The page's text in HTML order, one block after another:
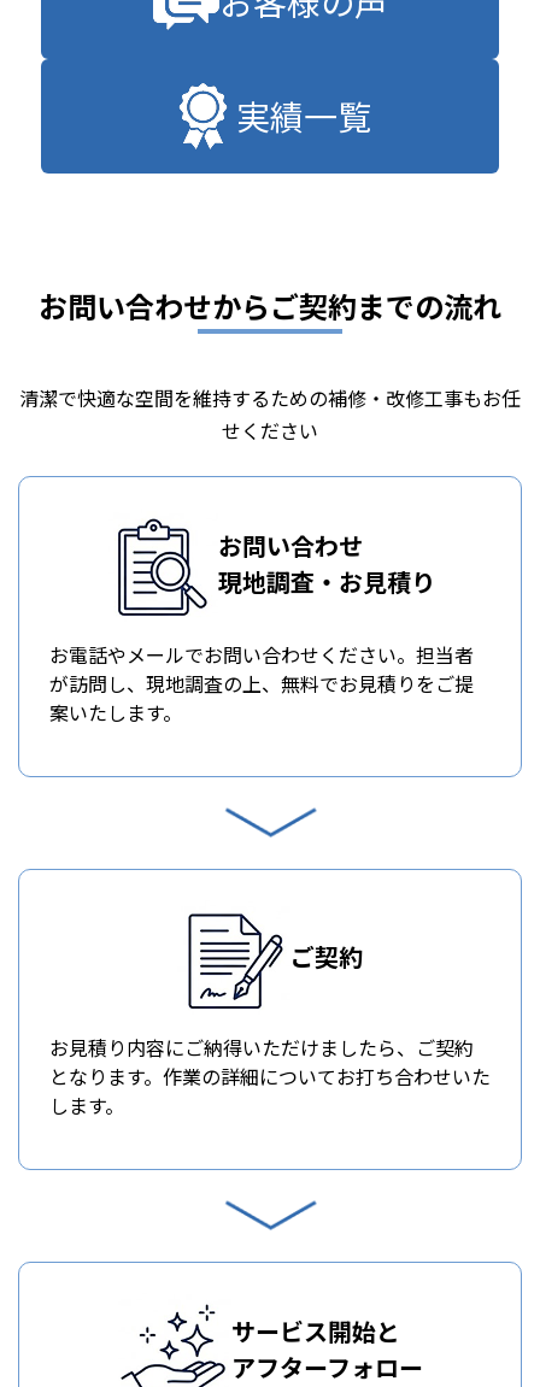
実績一覧
お問い合わせからご契約までの流れ
清潔で快適な空間を維持するための補修・改修工事もお任
せください
お問い合わせ
現地調査・お見積り
お電話やメールでお問い合わせください。担当者
が訪問し、現地調査の上、無料でお見積りをご提
案いたします。
ご契約
お見積り内容にご納得いただけましたら、ご契約
となります。作業の詳細についてお打ち合わせいた
します。
サービス開始と
アフターフォロー